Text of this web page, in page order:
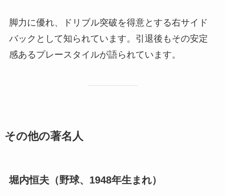
脚力に優れ、ドリブル突破を得意とする右サイド
バックとして知られています。引退後もその安定
感あるプレースタイルが語られています。
その他の著名人
堀内恒夫（野球、1948年生まれ）